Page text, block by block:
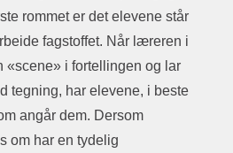
rommet er det elevene står
fagstoffet. Når læreren i
«scene» i fortellingen og lar
tegning, har elevene, i beste
angår dem. Dersom
om har en tydelig